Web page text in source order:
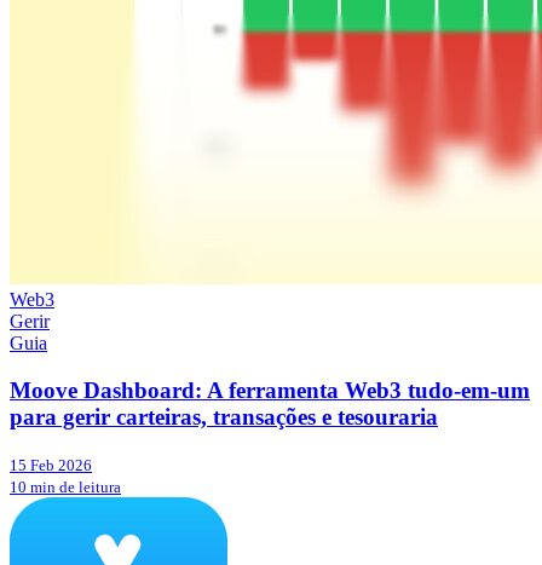
Web3
Gerir
Guia
Moove Dashboard: A ferramenta Web3 tudo-em-um
para gerir carteiras, transações e tesouraria
15 Feb 2026
10 min de leitura